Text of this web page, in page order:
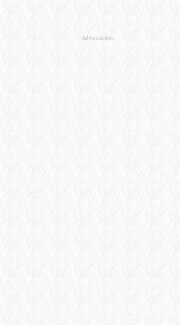
Advertisement